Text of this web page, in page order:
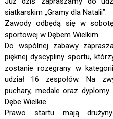
siatkarskim „Gramy dla Natalii”.
Zawody odbędą się w
sportowej w Dębem Wielkim.
Do wspólnej zabawy
pięknej dyscypliny sportu,
zostanie rozegrany w
udział 16 zespołów. Na
puchary, medale oraz
Dębe Wielkie.
Prawo startu mają